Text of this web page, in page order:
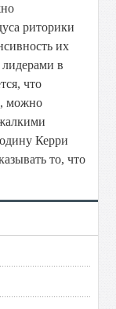
риторики
их
в
что
можно
Керри
то, что